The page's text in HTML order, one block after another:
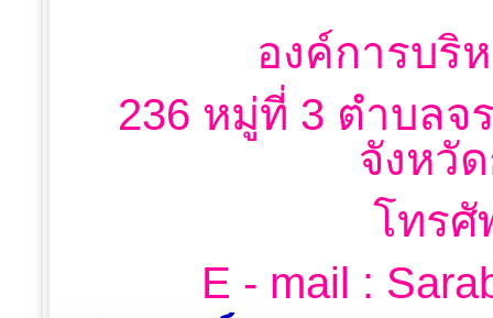
องค์การบริ
236 หมู่ที่ 3 ตำบลจ
จังหวั
โทรศั
E - mail :